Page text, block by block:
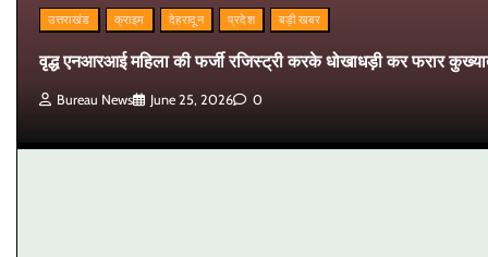
उत्तराखंड क्राइम देहरादून प्रदेश बड़ी खबर
वृद्ध एनआरआई महिला की फर्जी रजिस्ट्री करके धोखाधड़ी कर फरार
Bureau News June 25, 2026 0